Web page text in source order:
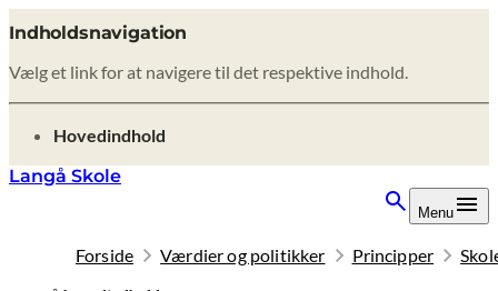
Indholdsnavigation
Vælg et link for at navigere til det respektive indhold.
gå til
Hovedindhold
Langå Skole
Menu
Forside Værdier og politikker Principper